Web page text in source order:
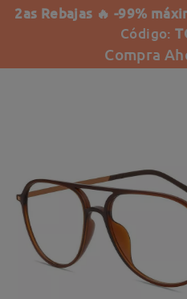
2as Rebajas 🔥 -99%
Código:
Compra